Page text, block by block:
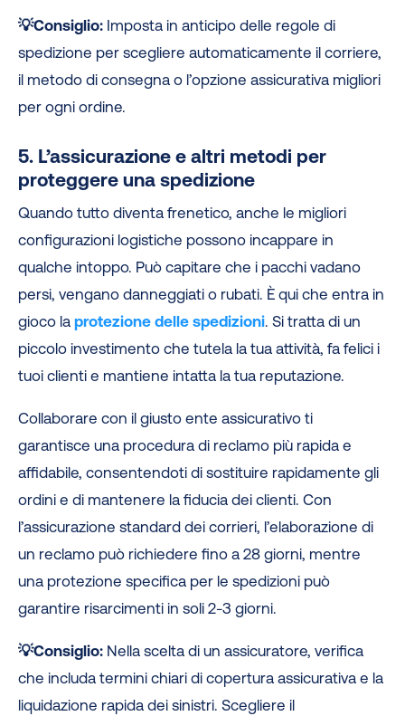
💡Consiglio: Imposta in anticipo delle regole di
spedizione per scegliere automaticamente il corriere,
il metodo di consegna o l’opzione assicurativa migliori
per ogni ordine.
5. L’assicurazione e altri metodi per
proteggere una spedizione
Quando tutto diventa frenetico, anche le migliori
configurazioni logistiche possono incappare in
qualche intoppo. Può capitare che i pacchi vadano
persi, vengano danneggiati o rubati. È qui che entra in
gioco laprotezione delle spedizioni. Si tratta di un
piccolo investimento che tutela la tua attività, fa felici i
tuoi clienti e mantiene intatta la tua reputazione.
Collaborare con il giusto ente assicurativo ti
garantisce una procedura di reclamo più rapida e
affidabile, consentendoti di sostituire rapidamente gli
ordini e di mantenere la fiducia dei clienti. Con
l’assicurazione standard dei corrieri, l’elaborazione di
un reclamo può richiedere fino a 28 giorni, mentre
una protezione specifica per le spedizioni può
garantire risarcimenti in soli 2-3 giorni.
💡Consiglio: Nella scelta di un assicuratore, verifica
che includa termini chiari di copertura assicurativa e la
liquidazione rapida dei sinistri. Scegliere il